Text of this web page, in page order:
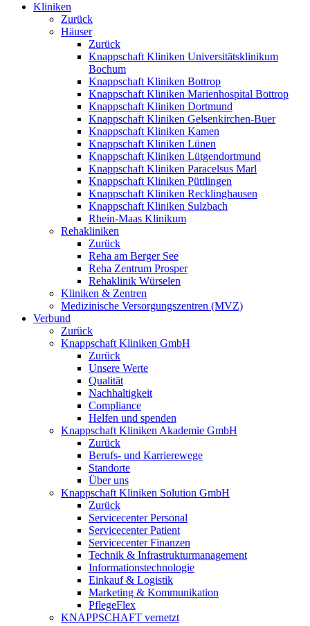
Kliniken
Zurück
Häuser
Zurück
Knappschaft Kliniken Universitätsklinikum
Bochum
Knappschaft Kliniken Bottrop
Knappschaft Kliniken Marienhospital Bottrop
Knappschaft Kliniken Dortmund
Knappschaft Kliniken Gelsenkirchen-Buer
Knappschaft Kliniken Kamen
Knappschaft Kliniken Lünen
Knappschaft Kliniken Lütgendortmund
Knappschaft Kliniken Paracelsus Marl
Knappschaft Kliniken Püttlingen
Knappschaft Kliniken Recklinghausen
Knappschaft Kliniken Sulzbach
Rhein-Maas Klinikum
Rehakliniken
Zurück
Reha am Berger See
Reha Zentrum Prosper
Rehaklinik Würselen
Kliniken & Zentren
Medizinische Versorgungszentren (MVZ)
Verbund
Zurück
Knappschaft Kliniken GmbH
Zurück
Unsere Werte
Qualität
Nachhaltigkeit
Compliance
Helfen und spenden
Knappschaft Kliniken Akademie GmbH
Zurück
Berufs- und Karrierewege
Standorte
Über uns
Knappschaft Kliniken Solution GmbH
Zurück
Servicecenter Personal
Servicecenter Patient
Servicecenter Finanzen
Technik & Infrastrukturmanagement
Informationstechnologie
Einkauf & Logistik
Marketing & Kommunikation
PflegeFlex
KNAPPSCHAFT vernetzt